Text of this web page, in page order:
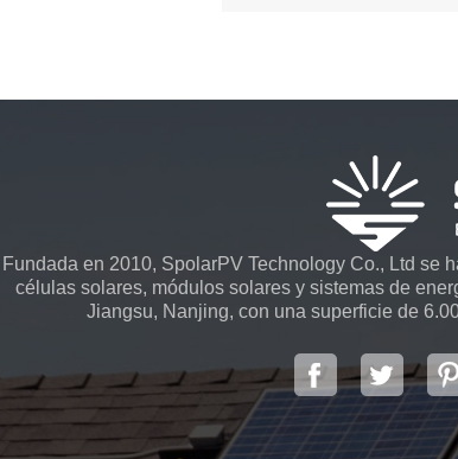
Fundada en 2010, SpolarPV Technology Co., Ltd se
células solares, módulos solares y sistemas de
Jiangsu, Nanjing, con una superficie de